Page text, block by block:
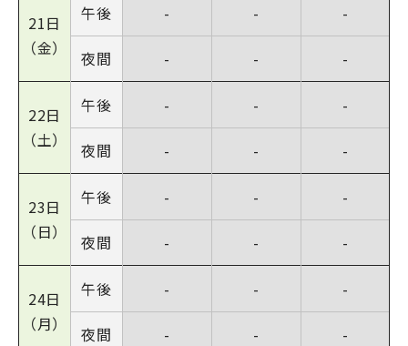
21日
（金）
午後
夜間
-
-
-
-
-
-
22日
（土）
午後
夜間
-
-
-
-
-
-
23日
（日）
午後
夜間
-
-
-
-
-
-
24日
（月）
午後
夜間
-
-
-
-
-
-